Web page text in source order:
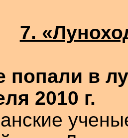
7.
попали в
2010 г.